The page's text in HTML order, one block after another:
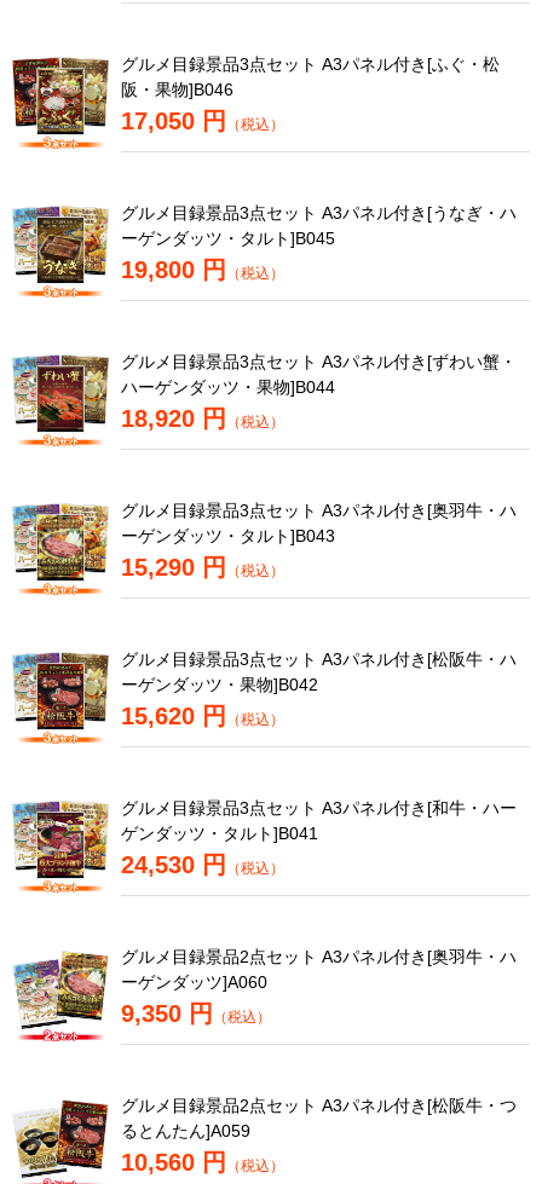
グルメ目録景品3点セット A3パネル付き[ふぐ・松
阪・果物]B046
17,050 円 （税込）
グルメ目録景品3点セット A3パネル付き[うなぎ・ハ
ーゲンダッツ・タルト]B045
19,800 円 （税込）
グルメ目録景品3点セット A3パネル付き[ずわい蟹・
ハーゲンダッツ・果物]B044
18,920 円 （税込）
グルメ目録景品3点セット A3パネル付き[奥羽牛・ハ
ーゲンダッツ・タルト]B043
15,290 円 （税込）
グルメ目録景品3点セット A3パネル付き[松阪牛・ハ
ーゲンダッツ・果物]B042
15,620 円 （税込）
グルメ目録景品3点セット A3パネル付き[和牛・ハー
ゲンダッツ・タルト]B041
24,530 円 （税込）
グルメ目録景品2点セット A3パネル付き[奥羽牛・ハ
ーゲンダッツ]A060
9,350 円 （税込）
グルメ目録景品2点セット A3パネル付き[松阪牛・つ
るとんたん]A059
10,560 円 （税込）